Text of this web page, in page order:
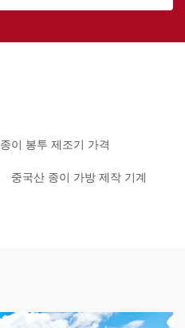
종이 봉투 제조기 가격
중국산 종이 가방 제작 기계